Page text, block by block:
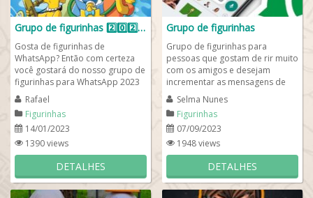
Grupo de figurinhas 2️⃣0️⃣2️⃣3️⃣
Gosta de figurinhas de
WhatsApp? Então com certeza
você gostará do nosso grupo de
figurinhas para WhatsApp 2023
cheio de novidades e muita
coisa engraçada...
Rafael
Figurinhas
14/01/2023
1390 views
DETALHES
Grupo de figurinhas
Grupo de figurinhas para
pessoas que gostam de rir muito
com os amigos e desejam
incrementar as mensagens de
WhatsApp com mensagens bem-
humoradas e divertidas....
Selma Nunes
Figurinhas
07/09/2023
1948 views
DETALHES